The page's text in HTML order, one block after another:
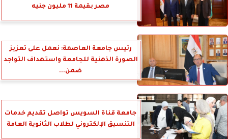
مصر بقيمة 11 مليون جنيه
رئيس جامعة العاصمة: نعمل على تعزيز
الصورة الذهنية للجامعة واستهداف التواجد
ضمن...
جامعة قناة السويس تواصل تقديم خدمات
التنسيق الإلكتروني لطلاب الثانوية العامة